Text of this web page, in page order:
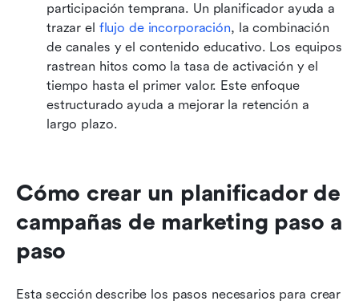
participación temprana. Un planificador ayuda a
trazar el flujo de incorporación, la combinación
de canales y el contenido educativo. Los equipos
rastrean hitos como la tasa de activación y el
tiempo hasta el primer valor. Este enfoque
estructurado ayuda a mejorar la retención a
largo plazo.
Cómo crear un planificador de
campañas de marketing paso a
paso
Esta sección describe los pasos necesarios para crear